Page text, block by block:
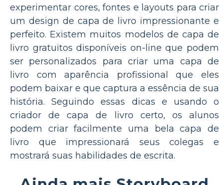
experimentar cores, fontes e layouts para criar
um design de capa de livro impressionante e
perfeito. Existem muitos modelos de capa de
livro gratuitos disponíveis on-line que podem
ser personalizados para criar uma capa de
livro com aparência profissional que eles
podem baixar e que captura a essência de sua
história. Seguindo essas dicas e usando o
criador de capa de livro certo, os alunos
podem criar facilmente uma bela capa de
livro que impressionará seus colegas e
mostrará suas habilidades de escrita.